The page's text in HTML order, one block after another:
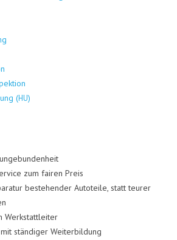
(HU)
zum fai­ren Preis
bestehen­der Auto­tei­le, statt teu­rer
Werk­statt­lei­ter
stän­di­ger Wei­ter­bil­dung